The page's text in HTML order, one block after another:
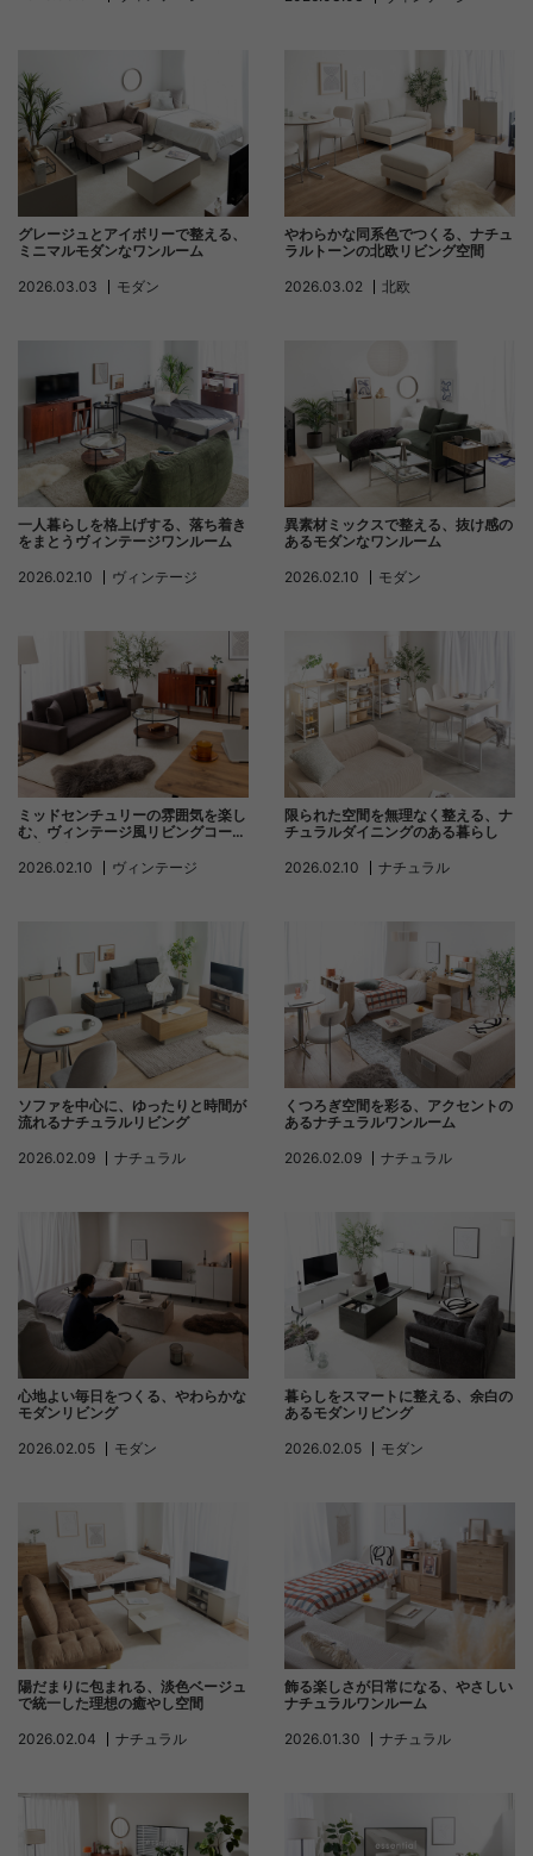
グレージュとアイボリーで整える、
ミニマルモダンなワンルーム
2026.03.03
モダン
やわらかな同系色でつくる、ナチュ
ラルトーンの北欧リビング空間
2026.03.02
北欧
一人暮らしを格上げする、落ち着き
をまとうヴィンテージワンルーム
2026.02.10
ヴィンテージ
異素材ミックスで整える、抜け感の
あるモダンなワンルーム
2026.02.10
モダン
ミッドセンチュリーの雰囲気を楽し
む、ヴィンテージ風リビングコーデ
2026.02.10
ヴィンテージ
限られた空間を無理なく整える、ナ
チュラルダイニングのある暮らし
2026.02.10
ナチュラル
ソファを中心に、ゆったりと時間が
流れるナチュラルリビング
2026.02.09
ナチュラル
くつろぎ空間を彩る、アクセントの
あるナチュラルワンルーム
2026.02.09
ナチュラル
心地よい毎日をつくる、やわらかな
モダンリビング
2026.02.05
モダン
暮らしをスマートに整える、余白の
あるモダンリビング
2026.02.05
モダン
陽だまりに包まれる、淡色ベージュ
で統一した理想の癒やし空間
2026.02.04
ナチュラル
飾る楽しさが日常になる、やさしい
ナチュラルワンルーム
2026.01.30
ナチュラル